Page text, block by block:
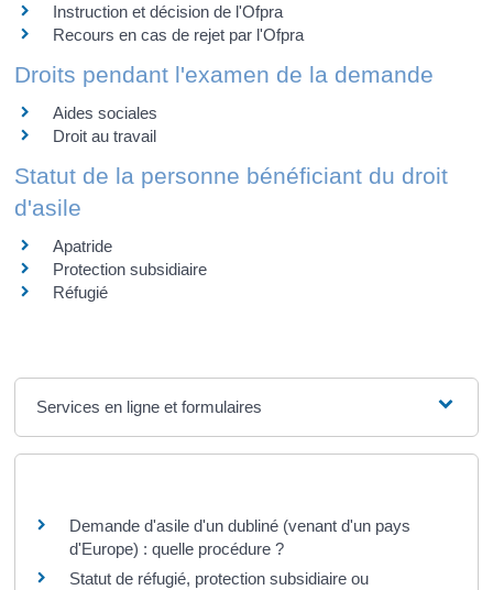
Instruction et décision de l'Ofpra
Recours en cas de rejet par l'Ofpra
Droits pendant l'examen de la demande
Aides sociales
Droit au travail
Statut de la personne bénéficiant du droit
d'asile
Apatride
Protection subsidiaire
Réfugié
Services en ligne et formulaires
Demande d'asile d'un dubliné (venant d'un pays
d'Europe) : quelle procédure ?
Statut de réfugié, protection subsidiaire ou